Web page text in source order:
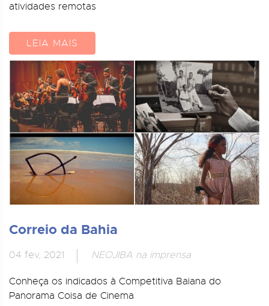
atividades remotas
LEIA MAIS
Correio da Bahia
04 fev, 2021 NEOJIBA na imprensa
Conheça os indicados à Competitiva Baiana do
Panorama Coisa de Cinema